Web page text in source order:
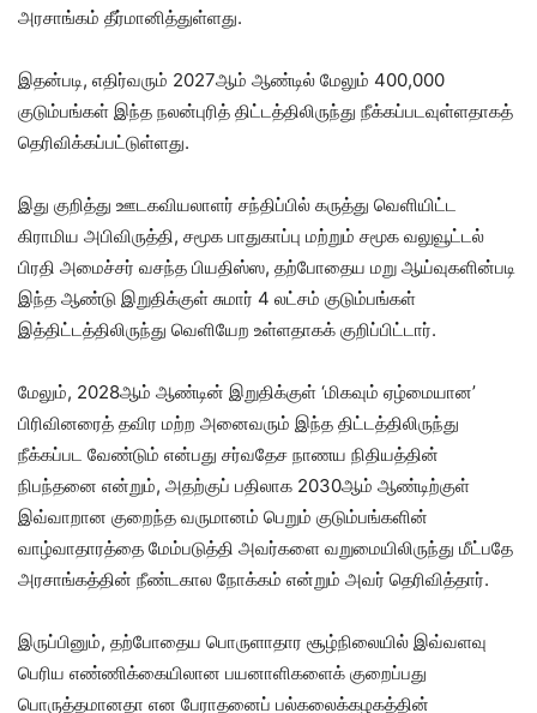
அரசாங்கம் தீர்மானித்துள்ளது.
இதன்படி, எதிர்வரும் 2027ஆம் ஆண்டில் மேலும் 400,000
குடும்பங்கள் இந்த நலன்புரித் திட்டத்திலிருந்து நீக்கப்படவுள்ளதாகத்
தெரிவிக்கப்பட்டுள்ளது.
இது குறித்து ஊடகவியலாளர் சந்திப்பில் கருத்து வெளியிட்ட
கிராமிய அபிவிருத்தி, சமூக பாதுகாப்பு மற்றும் சமூக வலுவூட்டல்
பிரதி அமைச்சர் வசந்த பியதிஸ்ஸ, தற்போதைய மறு ஆய்வுகளின்படி
இந்த ஆண்டு இறுதிக்குள் சுமார் 4 லட்சம் குடும்பங்கள்
இத்திட்டத்திலிருந்து வெளியேற உள்ளதாகக் குறிப்பிட்டார்.
மேலும், 2028ஆம் ஆண்டின் இறுதிக்குள் ‘மிகவும் ஏழ்மையான’
பிரிவினரைத் தவிர மற்ற அனைவரும் இந்த திட்டத்திலிருந்து
நீக்கப்பட வேண்டும் என்பது சர்வதேச நாணய நிதியத்தின்
நிபந்தனை என்றும், அதற்குப் பதிலாக 2030ஆம் ஆண்டிற்குள்
இவ்வாறான குறைந்த வருமானம் பெறும் குடும்பங்களின்
வாழ்வாதாரத்தை மேம்படுத்தி அவர்களை வறுமையிலிருந்து மீட்பதே
அரசாங்கத்தின் நீண்டகால நோக்கம் என்றும் அவர் தெரிவித்தார்.
இருப்பினும், தற்போதைய பொருளாதார சூழ்நிலையில் இவ்வளவு
பெரிய எண்ணிக்கையிலான பயனாளிகளைக் குறைப்பது
பொருத்தமானதா என பேராதனைப் பல்கலைக்கழகத்தின்